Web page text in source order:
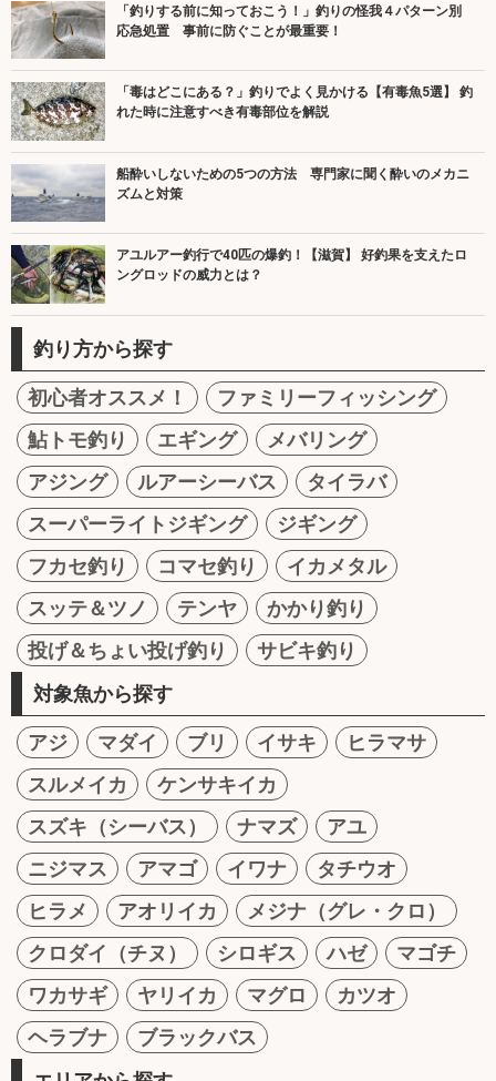
「釣りする前に知っておこう！」釣りの怪我４パターン別
応急処置 事前に防ぐことが最重要！
「毒はどこにある？」釣りでよく見かける【有毒魚5選】 釣
れた時に注意すべき有毒部位を解説
船酔いしないための5つの方法 専門家に聞く酔いのメカニ
ズムと対策
アユルアー釣行で40匹の爆釣！【滋賀】 好釣果を支えたロ
ングロッドの威力とは？
釣り方から探す
初心者オススメ！
ファミリーフィッシング
鮎トモ釣り
エギング
メバリング
アジング
ルアーシーバス
タイラバ
スーパーライトジギング
ジギング
フカセ釣り
コマセ釣り
イカメタル
スッテ＆ツノ
テンヤ
かかり釣り
投げ＆ちょい投げ釣り
サビキ釣り
対象魚から探す
アジ マダイ ブリ イサキ
ヒラマサ
スルメイカ
ケンサキイカ
スズキ（シーバス）
ナマズ
アユ
ニジマス
アマゴ イワナ
タチウオ
ヒラメ
アオリイカ
メジナ（グレ・クロ）
クロダイ（チヌ）
シロギス ハゼ
マゴチ
ワカサギ
ヤリイカ マグロ
カツオ
ヘラブナ
ブラックバス